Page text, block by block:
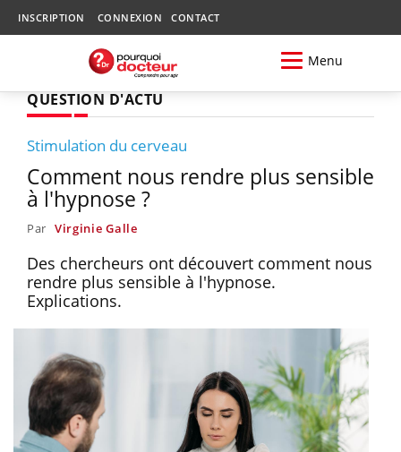
INSCRIPTION CONNEXION CONTACT
Menu
QUESTION D'ACTU
Stimulation du cerveau
Comment nous rendre plus sensible
à l'hypnose ?
Par Virginie Galle
Des chercheurs ont découvert comment nous
rendre plus sensible à l'hypnose.
Explications.